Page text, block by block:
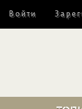
Войти